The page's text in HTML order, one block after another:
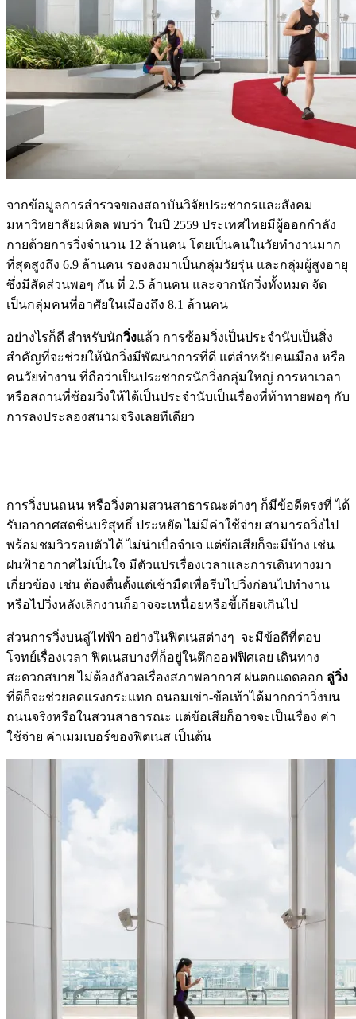
จากข้อมูลการสำรวจของสถาบันวิจัยประชากรและสังคม
มหาวิทยาลัยมหิดล พบว่า ในปี 2559 ประเทศไทยมีผู้ออกกำลัง
กายด้วยการวิ่งจำนวน 12 ล้านคน โดยเป็นคนในวัยทำงานมาก
ที่สุดสูงถึง 6.9 ล้านคน รองลงมาเป็นกลุ่มวัยรุ่น และกลุ่มผู้สูงอายุ
ซึ่งมีสัดส่วนพอๆ กัน ที่ 2.5 ล้านคน และจากนักวิ่งทั้งหมด จัด
เป็นกลุ่มคนที่อาศัยในเมืองถึง 8.1 ล้านคน
อย่างไรก็ดี สำหรับนักวิ่งแล้ว การซ้อมวิ่งเป็นประจำนับเป็นสิ่ง
สำคัญที่จะช่วยให้นักวิ่งมีพัฒนาการที่ดี แต่สำหรับคนเมือง หรือ
คนวัยทำงาน ที่ถือว่าเป็นประชากรนักวิ่งกลุ่มใหญ่ การหาเวลา
หรือสถานที่ซ้อมวิ่งให้ได้เป็นประจำนับเป็นเรื่องที่ท้าทายพอๆ กับ
การลงประลองสนามจริงเลยทีเดียว
การวิ่งบนถนน หรือวิ่งตามสวนสาธารณะต่างๆ ก็มีข้อดีตรงที่ ได้
รับอากาศสดชิ่นบริสุทธิ์ ประหยัด ไม่มีค่าใช้จ่าย สามารถวิ่งไป
พร้อมชมวิวรอบตัวได้ ไม่น่าเบื่อจำเจ แต่ข้อเสียก็จะมีบ้าง เช่น
ฝนฟ้าอากาศไม่เป็นใจ มีตัวแปรเรื่องเวลาและการเดินทางมา
เกี่ยวข้อง เช่น ต้องตื่นตั้งแต่เช้ามืดเพื่อรีบไปวิ่งก่อนไปทำงาน
หรือไปวิ่งหลังเลิกงานก็อาจจะเหนื่อยหรือขี้เกียจเกินไป
ส่วนการวิ่งบนลู่ไฟฟ้า อย่างในฟิตเนสต่างๆ จะมีข้อดีที่ตอบ
โจทย์เรื่องเวลา ฟิตเนสบางที่ก็อยู่ในตึกออฟฟิศเลย เดินทาง
สะดวกสบาย ไม่ต้องกังวลเรื่องสภาพอากาศ ฝนตกแดดออก ลู่วิ่ง
ที่ดีก็จะช่วยลดแรงกระแทก ถนอมเข่า-ข้อเท้าได้มากกว่าวิ่งบน
ถนนจริงหรือในสวนสาธารณะ แต่ข้อเสียก็อาจจะเป็นเรื่อง ค่า
ใช้จ่าย ค่าเมมเบอร์ของฟิตเนส เป็นต้น